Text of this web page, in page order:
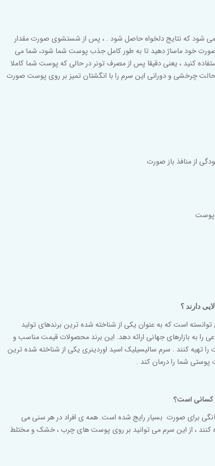
می شود که نتایج دلخواه حاصل شود . ، پس از شستشوی صورت مقدار
صورت خود ماساژ دهید تا به طور کامل جذب پوست شما شود، شما می
کنید ، یعنی دقیقا پس از مصرف تونر در حالی که پوست شما کاملا
چرخشی و دورانی این سرم را با انگشتان تمیز بر روی پوست صورت
از منافذ باز صورت
پوست
دارند ؟
است که به عنوان یکی از شناخته شده ترین برندهای تولید
را به بازارهای جهانی ارائه دهد. این برند محصولات قیمت مناسب و
را تهیه کنند . سرم سالیسیلیک اسید اوردینری یکی از شناخته شده ترین
شما را درمان کند .
کسانی است؟
خانگی برای صورت بسیار رایج شده است. همه ی افراد در هر سنی می
کنند ، از این سرم می توانید بر روی پوست های چرب ، خشک و مختلط